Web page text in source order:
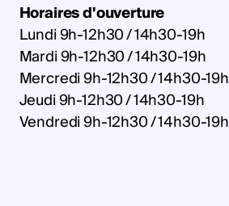
Horaires d'ouverture
Lundi 9h-12h30 / 14h30-19h
Mardi 9h-12h30 / 14h30-19h
Mercredi 9h-12h30 / 14h30-19h
Jeudi 9h-12h30 / 14h30-19h
Vendredi 9h-12h30 / 14h30-19h